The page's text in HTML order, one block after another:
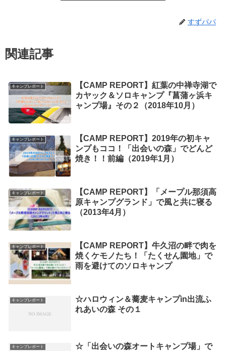
すずパパ
関連記事
キャンプレポート
【CAMP REPORT】紅葉の中禅寺湖で
カヤック＆ソロキャンプ『菖蒲ヶ浜キ
ャンプ場』その２（2018年10月）
キャンプレポート
【CAMP REPORT】2019年の初キャ
ンプもココ！「出会いの森」でどんど
焼き！！前編（2019年1月）
キャンプレポート
【CAMP REPORT】「メープル那須高
原キャンプグランド」で風と共に寝る
（2013年4月）
キャンプレポート
【CAMP REPORT】牛久沼の畔で肉を
焼くケモノたち！「たくせん園地」で
雨を避けてのソロキャンプ
キャンプレポート
☆ハロウィン＆蕎麦キャンプin出流ふ
れあいの森 その１
キャンプレポート
☆「出会いの森オートキャンプ場」で